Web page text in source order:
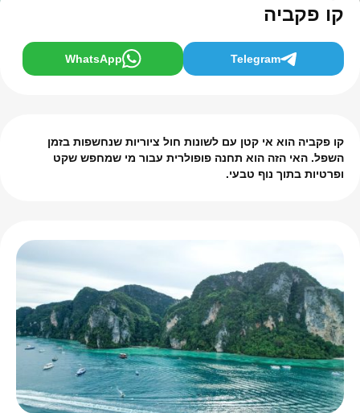
קו פקביה
Telegram
WhatsApp
קו פקביה הוא אי קטן עם לשונות חול ציוריות שנחשפות בזמן
השפל. האי הזה הוא תחנה פופולרית עבור מי שמחפש שקט
ופרטיות בתוך נוף טבעי.